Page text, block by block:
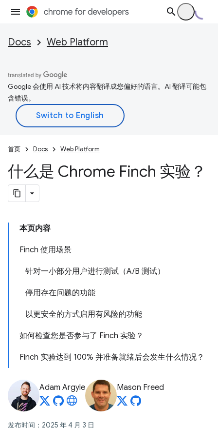
Docs Web Platform
Google 会使用 AI 技术将内容翻译成您偏好的语言。AI 翻译可能包
含错误。
首页 Docs Web Platform
什么是 Chrome Finch 实验？
本页内容
Finch 使用场景
针对一小部分用户进行测试（A/B 测试）
停用存在问题的功能
以更安全的方式启用有风险的功能
如何检查您是否参与了 Finch 实验？
Finch 实验达到 100% 并准备就绪后会发生什么情况？
Adam Argyle Mason Freed
发布时间：2025 年 4 月 3 日